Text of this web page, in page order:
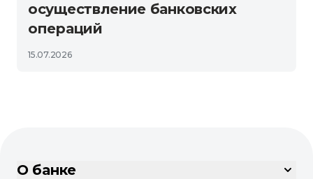
осуществление банковских
операций
15.07.2026
О банке